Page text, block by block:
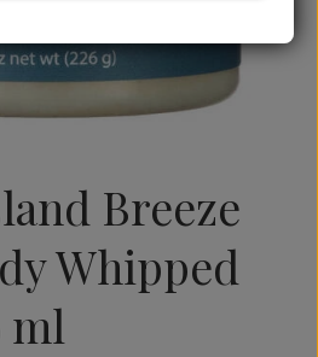
Breeze
Whipped
ml